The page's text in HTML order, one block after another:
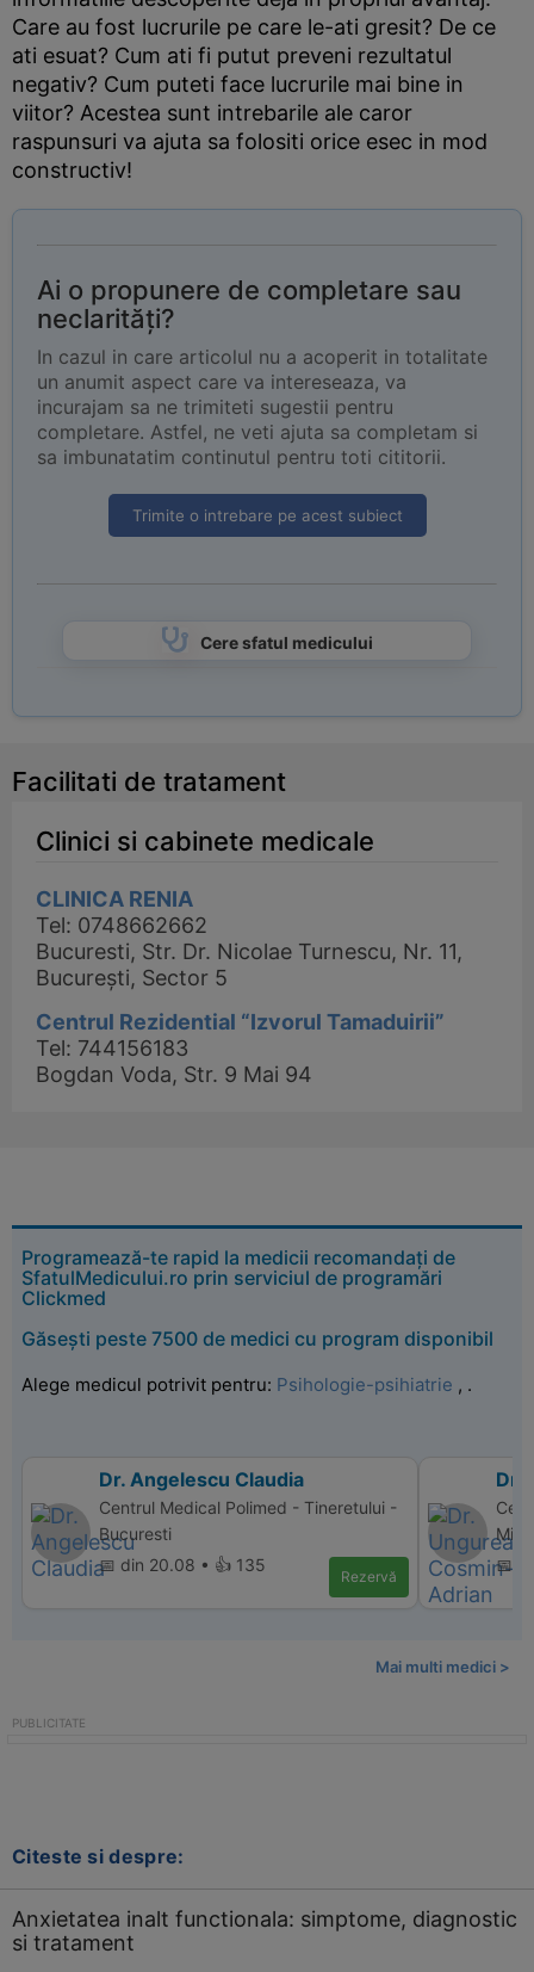
Care au fost lucrurile pe care le-ati gresit? De ce
ati esuat? Cum ati fi putut preveni rezultatul
negativ? Cum puteti face lucrurile mai bine in
viitor? Acestea sunt intrebarile ale caror
raspunsuri va ajuta sa folositi orice esec in mod
constructiv!
Ai o propunere de completare sau
neclarități?
In cazul in care articolul nu a acoperit in totalitate
un anumit aspect care va intereseaza, va
incurajam sa ne trimiteti sugestii pentru
completare. Astfel, ne veti ajuta sa completam si
sa imbunatatim continutul pentru toti cititorii.
Trimite o intrebare pe acest subiect
Cere sfatul medicului
Facilitati de tratament
Clinici si cabinete medicale
CLINICA RENIA
Tel: 0748662662
Bucuresti, Str. Dr. Nicolae Turnescu, Nr. 11,
București, Sector 5
Centrul Rezidential “Izvorul Tamaduirii”
Tel: 744156183
Bogdan Voda, Str. 9 Mai 94
Programează-te rapid la medicii recomandați de
SfatulMedicului.ro prin serviciul de programări
Clickmed
Găsești peste 7500 de medici cu program disponibil
Alege medicul potrivit pentru: Psihologie-psihiatrie , .
Dr. Angelescu Claudia
Centrul Medical Polimed - Tineretului -
Bucuresti
📅 din 20.08 • 👍 135
Rezervă
Dr.
📅
Mai multi medici >
Citeste si despre:
Anxietatea inalt functionala: simptome, diagnostic
si tratament